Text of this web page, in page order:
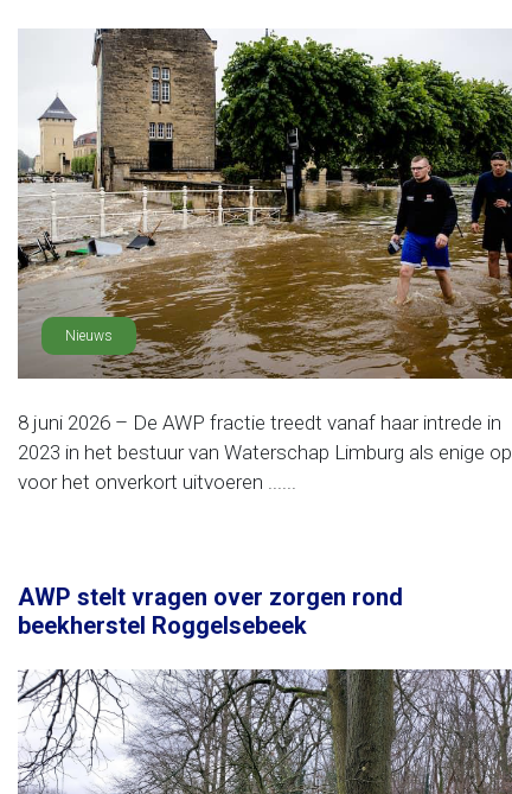
Nieuws
8 juni 2026 – De AWP fractie treedt vanaf haar intrede in
2023 in het bestuur van Waterschap Limburg als enige op
voor het onverkort uitvoeren ......
AWP stelt vragen over zorgen rond
beekherstel Roggelsebeek